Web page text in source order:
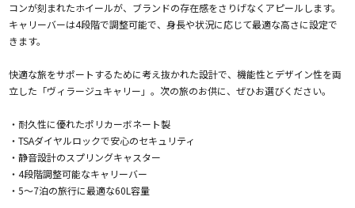
コンが刻まれたホイールが、ブランドの存在感をさりげなくアピールします。
キャリーバーは4段階で調整可能で、身長や状況に応じて最適な高さに設定で
きます。
快適な旅をサポートするために考え抜かれた設計で、機能性とデザイン性を両
立した「ヴィラージュキャリー」。次の旅のお供に、ぜひお選びください。
・耐久性に優れたポリカーボネート製
・TSAダイヤルロックで安心のセキュリティ
・静音設計のスプリングキャスター
・4段階調整可能なキャリーバー
・5～7泊の旅行に最適な60L容量